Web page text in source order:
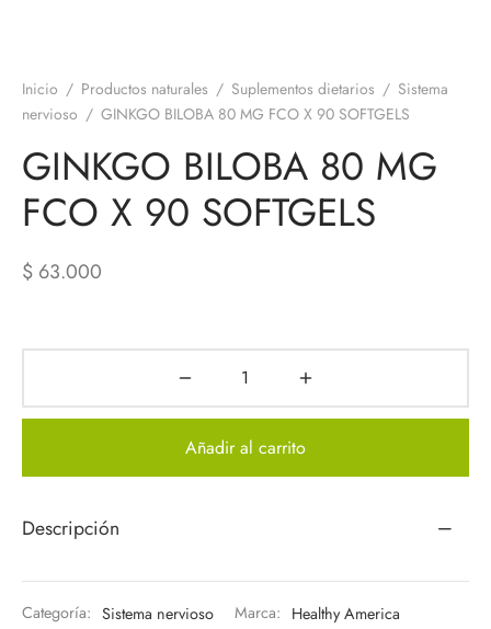
Inicio / Productos naturales / Suplementos dietarios / Sistema
nervioso / GINKGO BILOBA 80 MG FCO X 90 SOFTGELS
GINKGO BILOBA 80 MG
FCO X 90 SOFTGELS
$ 63.000
Añadir al carrito
Descripción
Categoría: Sistema nervioso Marca: Healthy America